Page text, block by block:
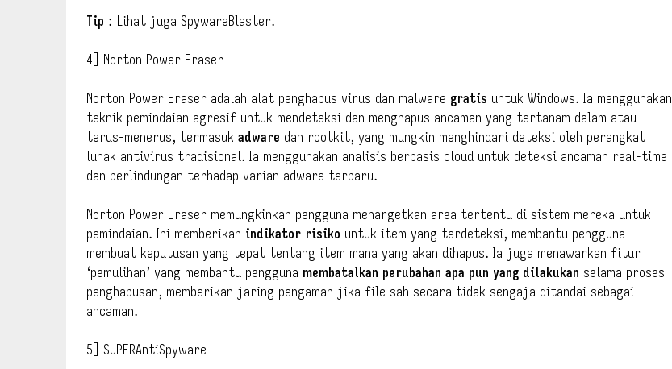
Tip : Lihat juga SpywareBlaster.
4] Norton Power Eraser
Norton Power Eraser adalah alat penghapus virus dan malware gratis untuk Windows. Ia menggunakan
teknik pemindaian agresif untuk mendeteksi dan menghapus ancaman yang tertanam dalam atau
terus-menerus, termasuk adware dan rootkit, yang mungkin menghindari deteksi oleh perangkat
lunak antivirus tradisional. Ia menggunakan analisis berbasis cloud untuk deteksi ancaman real-time
dan perlindungan terhadap varian adware terbaru.
Norton Power Eraser memungkinkan pengguna menargetkan area tertentu di sistem mereka untuk
pemindaian. Ini memberikan indikator risiko untuk item yang terdeteksi, membantu pengguna
membuat keputusan yang tepat tentang item mana yang akan dihapus. Ia juga menawarkan fitur
‘pemulihan’ yang membantu pengguna membatalkan perubahan apa pun yang dilakukan selama proses
penghapusan, memberikan jaring pengaman jika file sah secara tidak sengaja ditandai sebagai
ancaman.
5] SUPERAntiSpyware